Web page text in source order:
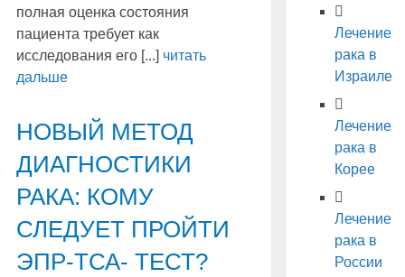
полная оценка состояния
пациента требует как
исследования его [...] читать
дальше
НОВЫЙ МЕТОД
ДИАГНОСТИКИ
РАКА: КОМУ
СЛЕДУЕТ ПРОЙТИ
ЭПР-ТСА- ТЕСТ?
Лечение
рака в
Израиле
Лечение
рака в
Корее
Лечение
рака в
России